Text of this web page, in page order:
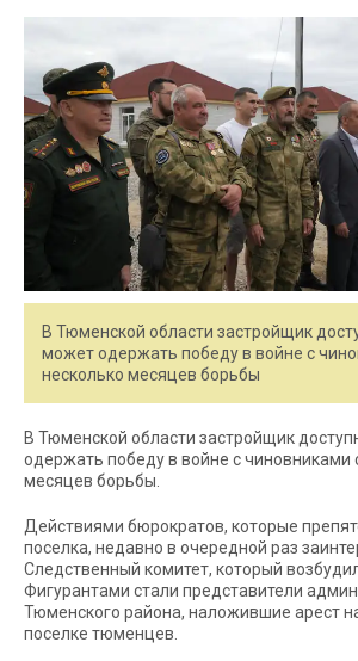
В Тюменской области застройщик
может одержать победу в войне с
несколько месяцев борьбы
В Тюменской области застройщик
одержать победу в войне с чиновниками
месяцев борьбы.
Действиями бюрократов, которые
поселка, недавно в очередной раз
Следственный комитет, который
Фигурантами стали представители
Тюменского района, наложившие арест
поселке тюменцев.